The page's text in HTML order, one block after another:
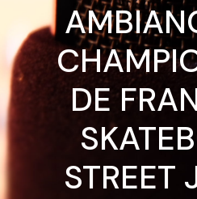
DE
STREET